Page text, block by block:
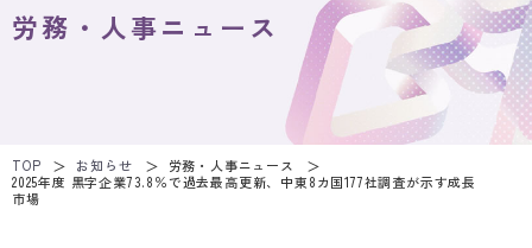
労務・人事ニュース
TOP お知らせ
労務・人事ニュース
2025年度 黒字企業73.8％で過去最高更新、中東8カ国177社調査が示す成長
市場